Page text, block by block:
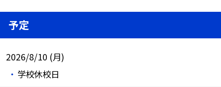
予定
2026/8/10 (月)
学校休校日